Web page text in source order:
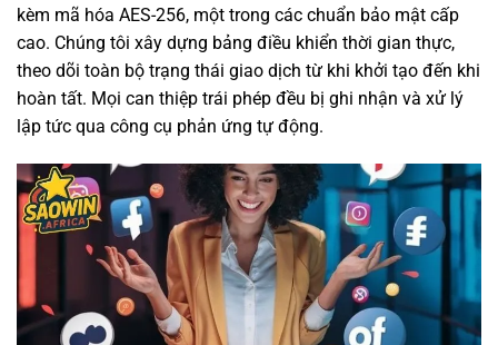
kèm mã hóa AES-256, một trong các chuẩn bảo mật cấp
cao. Chúng tôi xây dựng bảng điều khiển thời gian thực,
theo dõi toàn bộ trạng thái giao dịch từ khi khởi tạo đến khi
hoàn tất. Mọi can thiệp trái phép đều bị ghi nhận và xử lý
lập tức qua công cụ phản ứng tự động.